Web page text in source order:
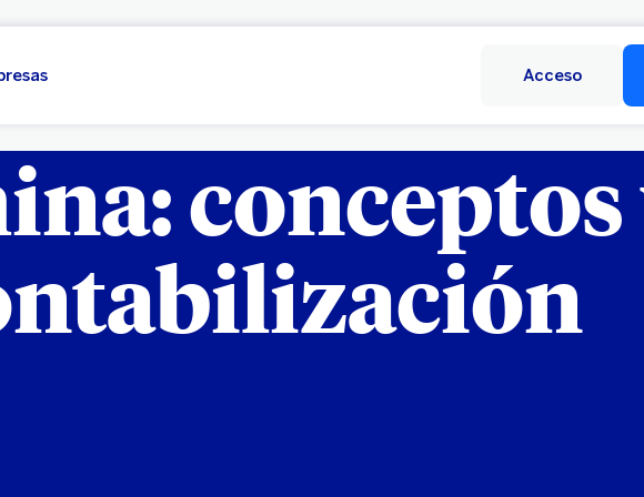
Acceso
conceptos